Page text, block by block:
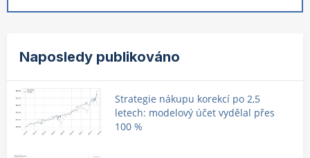
Naposledy publikováno
Strategie nákupu korekcí po 2,5
letech: modelový účet vydělal přes
100 %